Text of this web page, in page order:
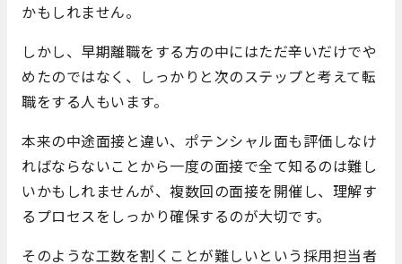
かもしれません。
しかし、早期離職をする方の中にはただ辛いだけでや
めたのではなく、しっかりと次のステップと考えて転
職をする人もいます。
本来の中途面接と違い、ポテンシャル面も評価しなけ
ればならないことから一度の面接で全て知るのは難し
いかもしれませんが、複数回の面接を開催し、理解す
るプロセスをしっかり確保するのが大切です。
そのような工数を割くことが難しいという採用担当者